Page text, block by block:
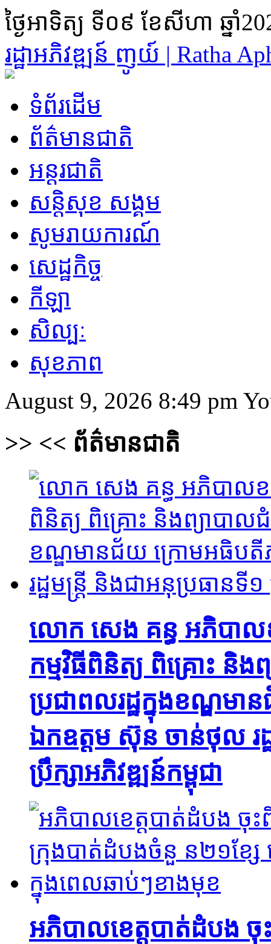
ថ្ងៃអាទិត្យ ទី០៩ ខែសីហា ឆ្នាំ
រដ្ឋា​អភិវឌ្ឍន៍ ញូយ៍ | Ratha
ទំព័រដើម
ព័ត៌មានជាតិ
អន្តរជាតិ
សន្តិសុខ សង្គម
សូមរាយការណ៍
សេដ្ឋកិច្ច
កីឡា
សិល្បៈ
សុខភាព
August 9, 2026 8:49 pm
>> << ព័ត៌មានជាតិ
លោក សេង គន្ធ អភិបា
កម្មវិធីពិនិត្យ ពិគ្រោះ និ
ប្រជាពលរដ្ឋក្នុងខណ្ឌម
ឯកឧត្តម ស៊ុន ចាន់ថុល រដ្
ប្រឹក្សាអភិវឌ្ឍន៍កម្ពុជា
អភិបាលខេត្តបាត់ដំបង ចុ